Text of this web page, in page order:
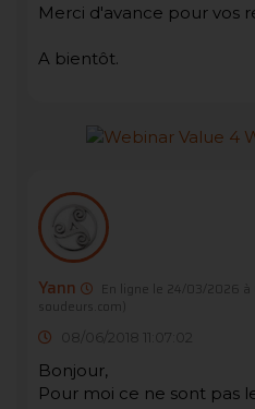
Merci d'avance pour vos
A bientôt.
Yann En ligne le 24/03/2026 à
soudeurs.com)
08/06/2018 11:07:02
Bonjour,
Pour moi ce ne sont pas